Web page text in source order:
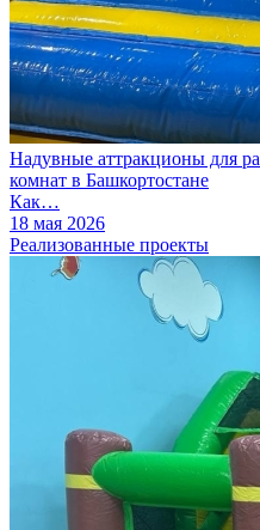
Надувные аттракционы для
комнат в Башкортостане
Как…
18 мая 2026
Реализованные проекты